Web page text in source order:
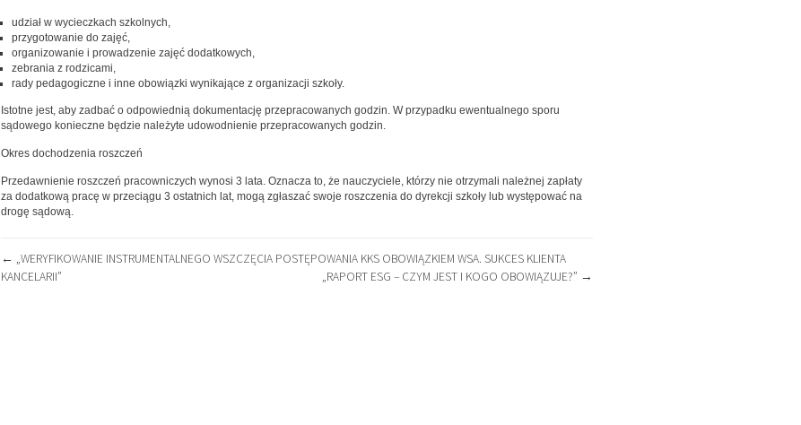
udział w wycieczkach szkolnych,
przygotowanie do zajęć,
organizowanie i prowadzenie zajęć dodatkowych,
zebrania z rodzicami,
rady pedagogiczne i inne obowiązki wynikające z organizacji szkoły.
Istotne jest, aby zadbać o odpowiednią dokumentację przepracowanych godzin. W przypadku ewentualnego sporu
sądowego konieczne będzie należyte udowodnienie przepracowanych godzin.
Okres dochodzenia roszczeń
Przedawnienie roszczeń pracowniczych wynosi 3 lata. Oznacza to, że nauczyciele, którzy nie otrzymali należnej zapłaty
za dodatkową pracę w przeciągu 3 ostatnich lat, mogą zgłaszać swoje roszczenia do dyrekcji szkoły lub występować na
drogę sądową.
NAWIGACJA
WPISU
← „WERYFIKOWANIE INSTRUMENTALNEGO WSZCZĘCIA POSTĘPOWANIA KKS OBOWIĄZKIEM WSA. SUKCES KLIENTA
KANCELARII”
„RAPORT ESG – CZYM JEST I KOGO OBOWIĄZUJE?” →